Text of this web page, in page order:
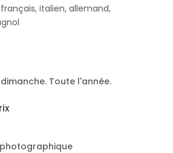
italien, allemand,
Toute l'année.